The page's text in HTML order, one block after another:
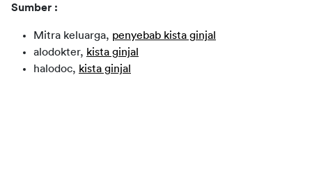
Sumber :
Mitra keluarga, penyebab kista ginjal
alodokter, kista ginjal
halodoc, kista ginjal